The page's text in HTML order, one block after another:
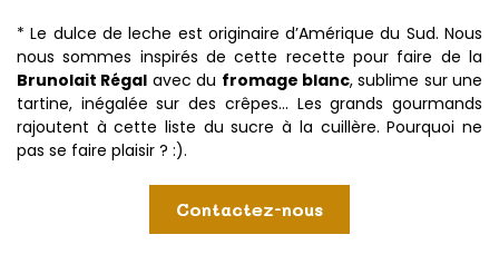
* Le dulce de leche est originaire d’Amérique du Sud. Nous
nous sommes inspirés de cette recette pour faire de la
Brunolait Régal avec du fromage blanc, sublime sur une
tartine, inégalée sur des crêpes... Les grands gourmands
rajoutent à cette liste du sucre à la cuillère. Pourquoi ne
pas se faire plaisir ? :).
Contactez-nous